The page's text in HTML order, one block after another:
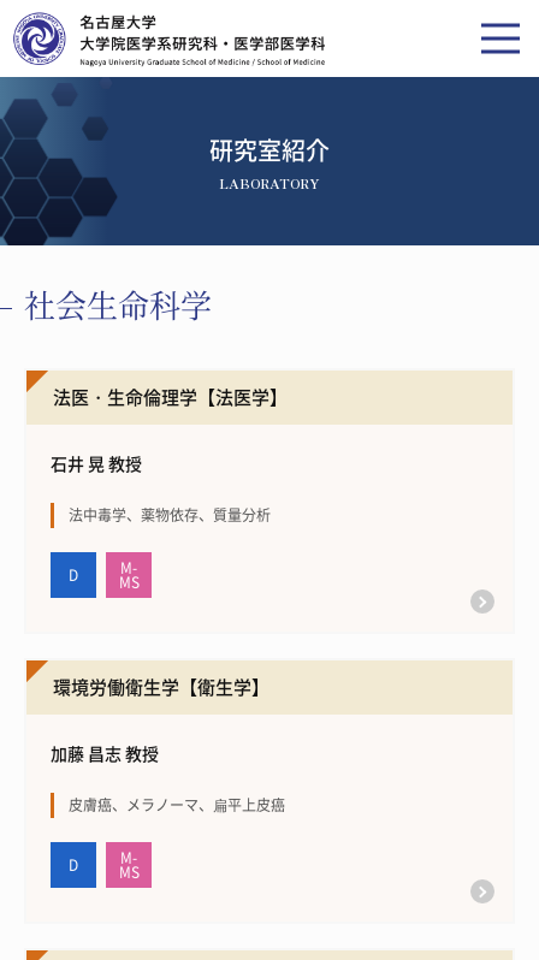
研究室紹介
LABORATORY
社会生命科学
法医・生命倫理学【法医学】
石井 晃 教授
法中毒学、薬物依存、質量分析
環境労働衛生学【衛生学】
加藤 昌志 教授
皮膚癌、メラノーマ、扁平上皮癌